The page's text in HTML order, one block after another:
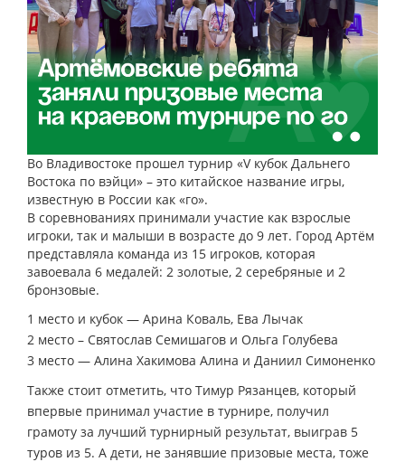
Во Владивостоке прошел турнир «V кубок Дальнего
Востока по вэйци» – это китайское название игры,
известную в России как «го».
В соревнованиях принимали участие как взрослые
игроки, так и малыши в возрасте до 9 лет. Город Артём
представляла команда из 15 игроков, которая
завоевала 6 медалей: 2 золотые, 2 серебряные и 2
бронзовые.
1 место и кубок — Арина Коваль, Ева Лычак
2 место – Святослав Семишагов и Ольга Голубева
3 место — Алина Хакимова Алина и Даниил Симоненко
Также стоит отметить, что Тимур Рязанцев, который
впервые принимал участие в турнире, получил
грамоту за лучший турнирный результат, выиграв 5
туров из 5. А дети, не занявшие призовые места, тоже